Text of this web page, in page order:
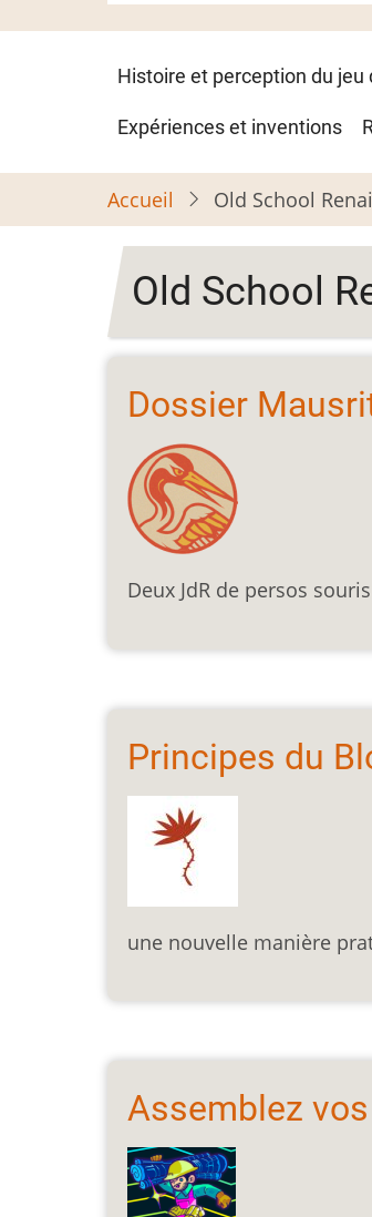
Navigation
principale
Histoire et perception du jeu
Expériences et inventions
Accueil Old School
Old School
Dossier
Deux JdR de persos
Principes du
une nouvelle manière
Assemblez